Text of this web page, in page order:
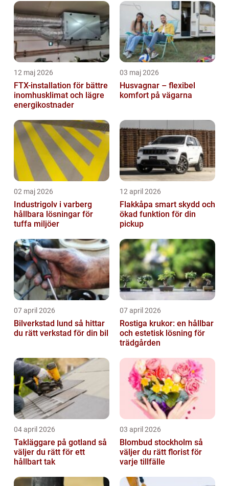
12 maj 2026
FTX-installation för bättre
inomhusklimat och lägre
energikostnader
03 maj 2026
Husvagnar – flexibel
komfort på vägarna
02 maj 2026
Industrigolv i varberg
hållbara lösningar för
tuffa miljöer
12 april 2026
Flakkåpa smart skydd och
ökad funktion för din
pickup
07 april 2026
Bilverkstad lund så hittar
du rätt verkstad för din bil
07 april 2026
Rostiga krukor: en hållbar
och estetisk lösning för
trädgården
04 april 2026
Takläggare på gotland så
väljer du rätt för ett
hållbart tak
03 april 2026
Blombud stockholm så
väljer du rätt florist för
varje tillfälle